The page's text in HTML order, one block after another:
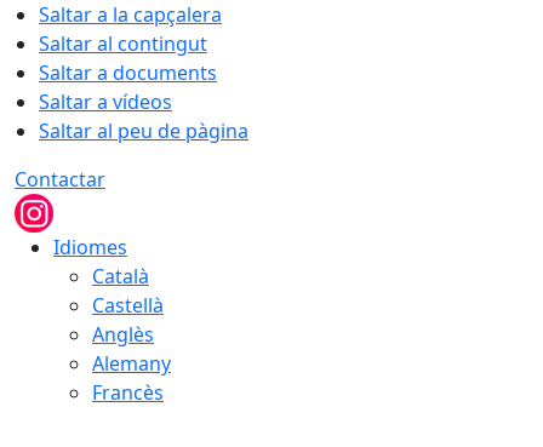
Saltar a la capçalera
Saltar al contingut
Saltar a documents
Saltar a vídeos
Saltar al peu de pàgina
Contactar
Idiomes
Català
Castellà
Anglès
Alemany
Francès